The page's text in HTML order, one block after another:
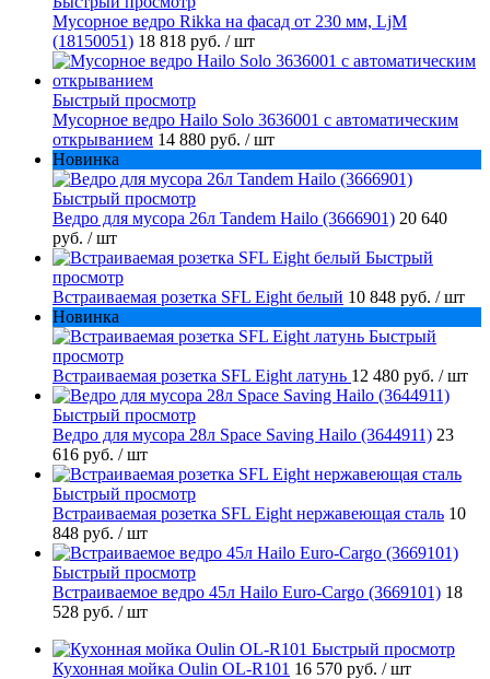
Мусорное ведро Rikka на фасад от 230 мм, LjM
(18150051) 18 818 руб. / шт
Быстрый просмотр
Мусорное ведро Hailo Solo 3636001 с автоматическим
открыванием 14 880 руб. / шт
Новинка
Быстрый просмотр
Ведро для мусора 26л Tandem Hailo (3666901) 20 640
руб. / шт
Быстрый
просмотр
Встраиваемая розетка SFL Eight белый 10 848 руб. / шт
Новинка
Быстрый
просмотр
Встраиваемая розетка SFL Eight латунь 12 480 руб. / шт
Быстрый просмотр
Ведро для мусора 28л Space Saving Hailo (3644911) 23
616 руб. / шт
Быстрый просмотр
Встраиваемая розетка SFL Eight нержавеющая сталь 10
848 руб. / шт
Быстрый просмотр
Встраиваемое ведро 45л Hailo Euro-Cargo (3669101) 18
528 руб. / шт
Быстрый просмотр
Кухонная мойка Oulin OL-R101 16 570 руб. / шт